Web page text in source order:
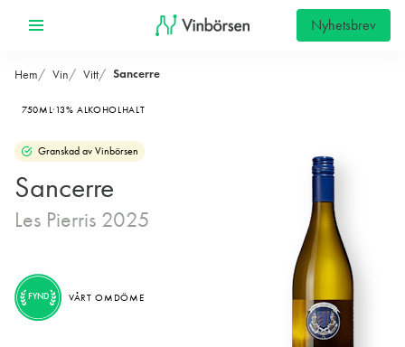
Nyhetsbrev
Hem Vin Vitt Sancerre
750ML 13% ALKOHOLHALT
Granskad av Vinbörsen
Sancerre
Les Pierris 2025
FYND VÅRT OMDÖME